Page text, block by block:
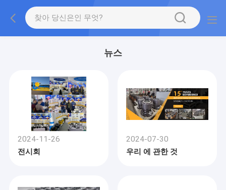
뉴스
2024-11-26
전시회
2024-07-30
우리 에 관한 것